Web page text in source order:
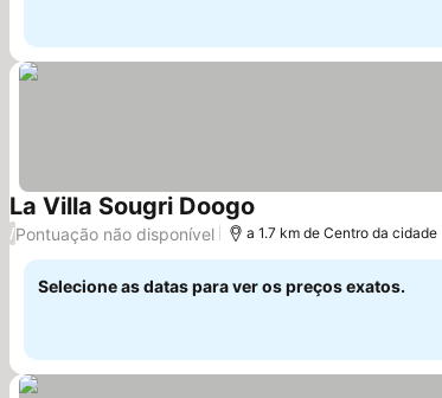
La Villa Sougri Doogo
/Pontuação não disponível a 1.7 km de Centro da cidade
Selecione as datas para ver os preços exatos.